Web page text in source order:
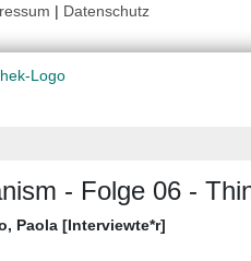
| Datenschutz
- Folge 06 -
Paola [Interviewte*r]